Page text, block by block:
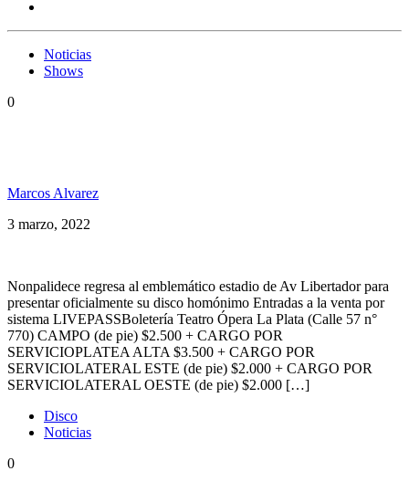
Noticias
Shows
0
Marcos Alvarez
3 marzo, 2022
Nonpalidece regresa al emblemático estadio de Av Libertador para
presentar oficialmente su disco homónimo Entradas a la venta por
sistema LIVEPASSBoletería Teatro Ópera La Plata (Calle 57 n°
770) CAMPO (de pie) $2.500 + CARGO POR
SERVICIOPLATEA ALTA $3.500 + CARGO POR
SERVICIOLATERAL ESTE (de pie) $2.000 + CARGO POR
SERVICIOLATERAL OESTE (de pie) $2.000 […]
Disco
Noticias
0